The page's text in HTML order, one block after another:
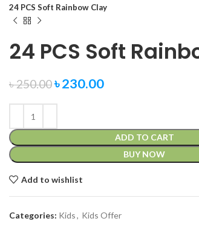
24 PCS Soft Rainbow Clay
24 PCS Soft
৳250.00৳230.00
ADD TO CART
BUY NOW
Add to wishlist
Categories: Kids, Kids Offer